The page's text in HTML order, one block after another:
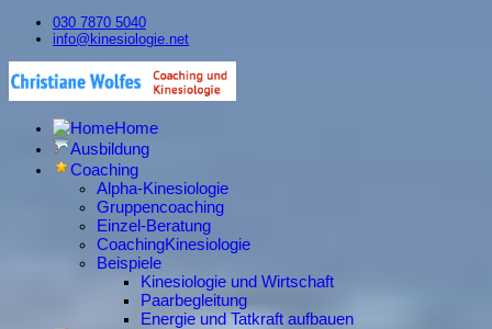
030 7870 5040
info@kinesiologie.net
Home
Ausbildung
Coaching
Alpha-Kinesiologie
Gruppencoaching
Einzel-Beratung
CoachingKinesiologie
Beispiele
Kinesiologie und Wirtschaft
Paarbegleitung
Energie und Tatkraft aufbauen